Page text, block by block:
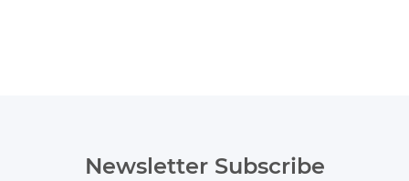
Newsletter Subscribe